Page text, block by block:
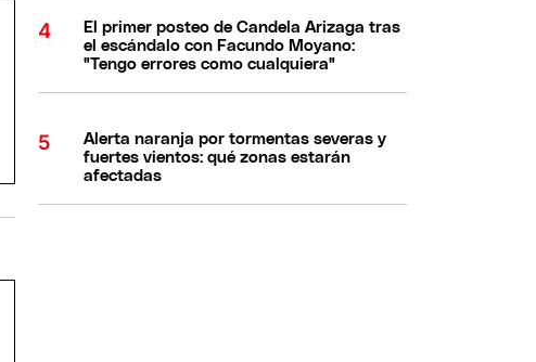
El primer posteo de Candela Arizaga tras
el escándalo con Facundo Moyano:
"Tengo errores como cualquiera"
Alerta naranja por tormentas severas y
fuertes vientos: qué zonas estarán
afectadas